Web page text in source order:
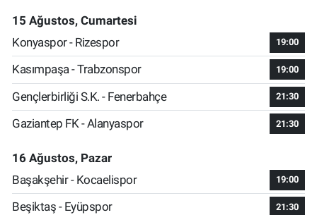
15 Ağustos, Cumartesi
Konyaspor - Rizespor
19:00
Kasımpaşa - Trabzonspor 19:00
Gençlerbirliği S.K. - Fenerbahçe 21:30
Gaziantep FK - Alanyaspor 21:30
16 Ağustos, Pazar
Başakşehir - Kocaelispor
19:00
Beşiktaş - Eyüpspor 21:30